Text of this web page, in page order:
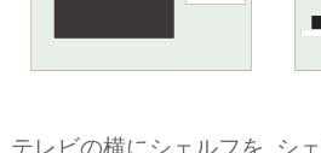
テレビの横にシェルフを シ